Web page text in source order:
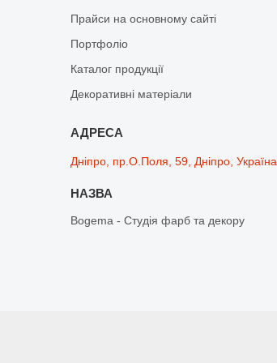
Прайси на основному сайті
Портфоліо
Каталог продукції
Декоративні матеріали
Дніпро, пр.О.Поля, 59, Дніпро, Україна
Bogema - Студія фарб та декору